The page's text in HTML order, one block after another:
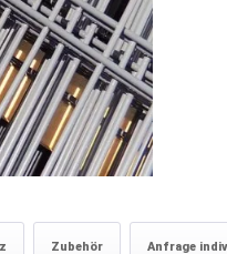
Zubehör Anfrage